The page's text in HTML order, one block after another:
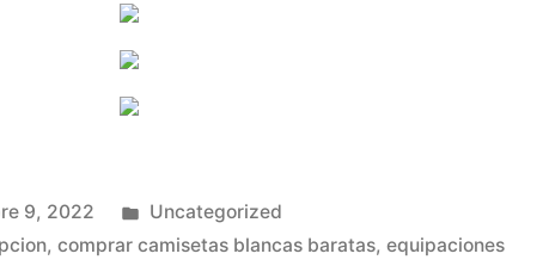
9, 2022
Publicado
en
Uncategorized
,comprar camisetas blancas baratas,equipaciones